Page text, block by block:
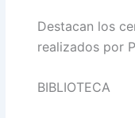
Destacan los
realizados por
BIBLIOTECA